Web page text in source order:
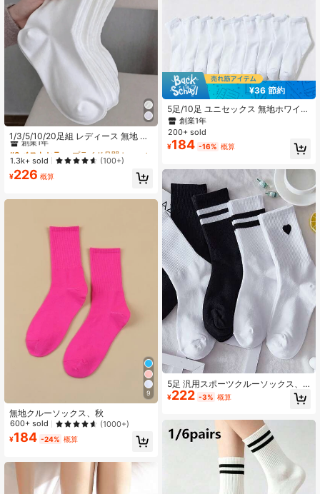
1/3/5/10/20足組 レディース 無地 ワ
イド開口 快適 ミニマリストスタイル
産後ソックス 吸湿速乾 通気性 ミッ
ドカーフソックス
#6 ベストセラー
創業1年
#6 ベストセラー
創業1年
#6 ベストセラー
創業1年
#6 ベストセラー
プライド月間 レディースクルーソックス
1.3k+ sold (100+)
¥226 概算
9
無地クルーソックス、秋
600+ sold (1000+)
¥184 -24% 概算
¥36 節約
5足/10足 ユニセックス 無地ホワイト
履き心地の良い ミッドカーフ丈ソッ
クス、デイリー着用、アウトドアレ
ジャー、スポーツ用ローファー、ス
ニーカーに合わせて、オールシーズ
創業1年
200+ sold
¥184 -16% 概算
5足 汎用スポーツクルーソックス、
日常着用に適しています
¥222 -3% 概算